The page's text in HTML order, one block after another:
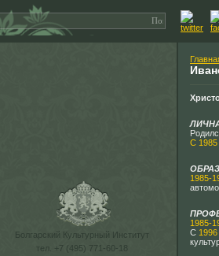
Болгарский Культурный Институт
тел. +7 (495) 771-60-18
С 1985
1985-
1985-
С 1996